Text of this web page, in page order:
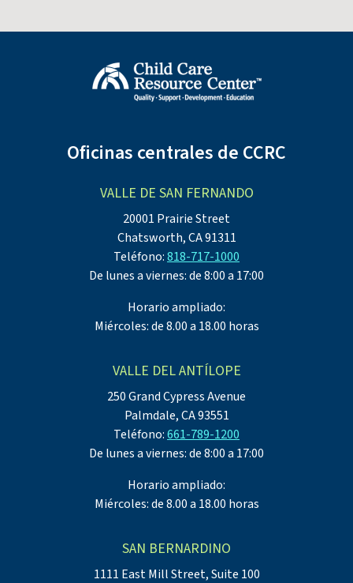
Oficinas centrales de CCRC
VALLE DE SAN FERNANDO
20001 Prairie Street
Chatsworth, CA 91311
Teléfono:818-717-1000
De lunes a viernes: de 8:00 a 17:00
Horario ampliado:
Miércoles: de 8.00 a 18.00 horas
VALLE DEL ANTÍLOPE
250 Grand Cypress Avenue
Palmdale, CA 93551
Teléfono:661-789-1200
De lunes a viernes: de 8:00 a 17:00
Horario ampliado:
Miércoles: de 8.00 a 18.00 horas
SAN BERNARDINO
1111 East Mill Street, Suite 100